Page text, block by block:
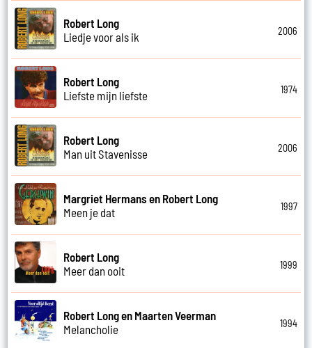
Robert Long
Liedje voor als ik
2006
Robert Long
Liefste mijn liefste
1974
Robert Long
Man uit Stavenisse
2006
Margriet Hermans en Robert Long
Meen je dat
1997
Robert Long
Meer dan ooit
1999
Robert Long en Maarten Veerman
Melancholie
1994